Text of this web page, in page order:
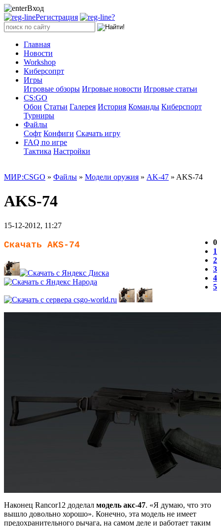
Вход
Регистрация
?
Главная
Новости
Workshop
Киберсопрт
Игры
Игровые обзоры Игровые новости Игровые статьи
CS:GO
Обои Статьи Галерея История Команды Киберспорт
Турниры
Файлы
Софт Конфиги Скачать игру
FAQ по игре
Тактика Настройки
МИР:CSGO » Файлы » Модели оружия » AK-47 » AKS-74
AKS-74
15-12-2012, 11:27
0
1
2
3
4
5
Скачать AKS-74
Наконец Rancor12 доделал модель акс-47. «Я думаю, что это
вышло довольно хорошо». Конечно, эта модель не имеет
предохранительного рычага, на самом деле и работает таким